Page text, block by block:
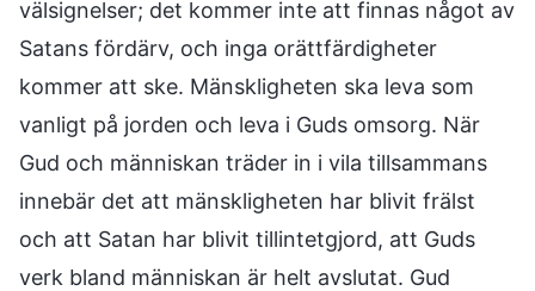
välsignelser; det kommer inte att finnas något av
Satans fördärv, och inga orättfärdigheter
kommer att ske. Mänskligheten ska leva som
vanligt på jorden och leva i Guds omsorg. När
Gud och människan träder in i vila tillsammans
innebär det att mänskligheten har blivit frälst
och att Satan har blivit tillintetgjord, att Guds
verk bland människan är helt avslutat. Gud